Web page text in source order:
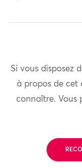
Si vous disposez
à propos de cet
connaître. Vous